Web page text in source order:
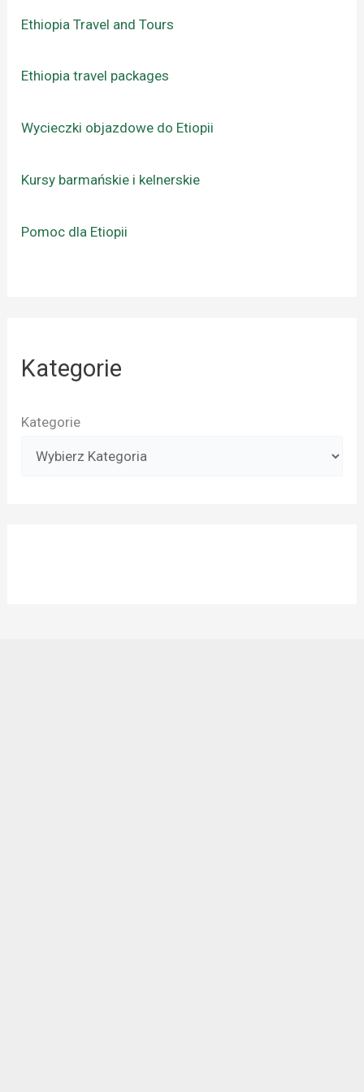
Ethiopia Travel and Tours
Ethiopia travel packages
Wycieczki objazdowe do Etiopii
Kursy barmańskie i kelnerskie
Pomoc dla Etiopii
Kategorie
Kategorie